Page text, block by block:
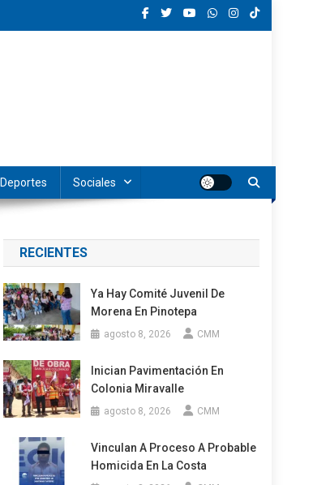
Deportes Sociales
RECIENTES
Ya Hay Comité Juvenil De
Morena En Pinotepa
agosto 8, 2026 CMM
Inician Pavimentación En
Colonia Miravalle
agosto 8, 2026 CMM
Vinculan A Proceso A Probable
Homicida En La Costa